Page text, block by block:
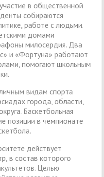
в общественной
собираются
работе с людьми.
домами
милосердия. Два
и «Фортуна» работают
помогают школьным
видам спорта
города, области,
Баскетбольная
позиции в чемпионате
действует
в состав которого
Целью